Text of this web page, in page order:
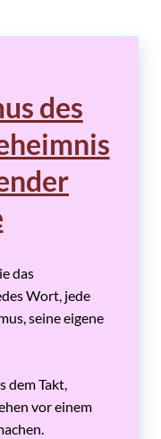
des
das
Wort, jede
seine eigene
dem Takt,
vor einem